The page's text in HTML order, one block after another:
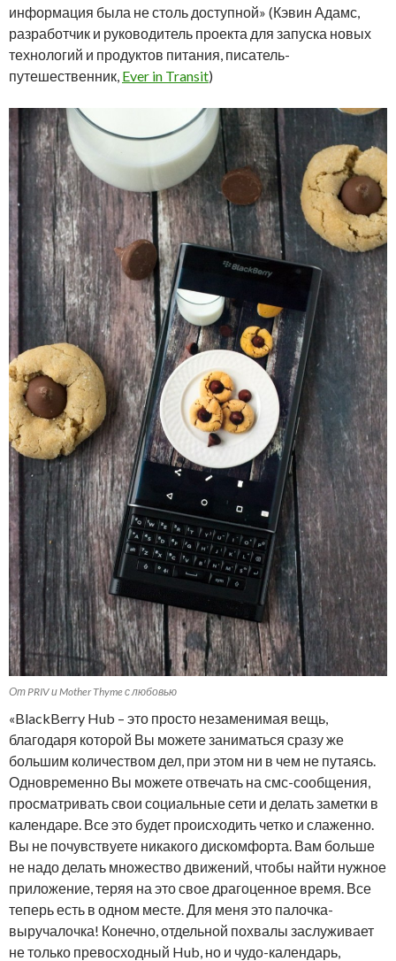
информация была не столь доступной» (Кэвин Адамс,
разработчик и руководитель проекта для запуска новых
технологий и продуктов питания, писатель-
путешественник, Ever in Transit)
От PRIV и Mother Thyme с любовью
«BlackBerry Hub – это просто незаменимая вещь,
благодаря которой Вы можете заниматься сразу же
большим количеством дел, при этом ни в чем не путаясь.
Одновременно Вы можете отвечать на смс-сообщения,
просматривать свои социальные сети и делать заметки в
календаре. Все это будет происходить четко и слаженно.
Вы не почувствуете никакого дискомфорта. Вам больше
не надо делать множество движений, чтобы найти нужное
приложение, теряя на это свое драгоценное время. Все
теперь есть в одном месте. Для меня это палочка-
выручалочка! Конечно, отдельной похвалы заслуживает
не только превосходный Hub, но и чудо-календарь,